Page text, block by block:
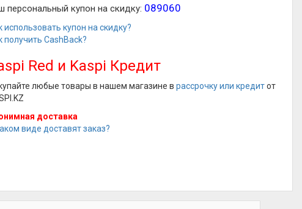
персональный купон на скидку: 089060
использовать купон на скидку?
получить CashBack?
Red и Kaspi Кредит
любые товары в нашем магазине врассрочку или кредитот
доставка
виде доставят заказ?